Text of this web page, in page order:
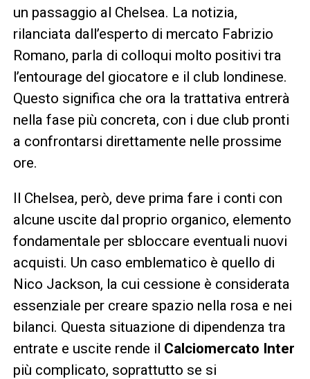
un passaggio al Chelsea. La notizia,
rilanciata dall’esperto di mercato Fabrizio
Romano, parla di colloqui molto positivi tra
l’entourage del giocatore e il club londinese.
Questo significa che ora la trattativa entrerà
nella fase più concreta, con i due club pronti
a confrontarsi direttamente nelle prossime
ore.
Il Chelsea, però, deve prima fare i conti con
alcune uscite dal proprio organico, elemento
fondamentale per sbloccare eventuali nuovi
acquisti. Un caso emblematico è quello di
Nico Jackson, la cui cessione è considerata
essenziale per creare spazio nella rosa e nei
bilanci. Questa situazione di dipendenza tra
entrate e uscite rende il Calciomercato Inter
più complicato, soprattutto se si